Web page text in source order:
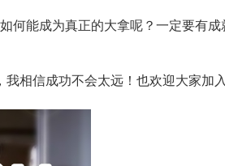
能成为真正的大拿呢？一定要有成
相信成功不会太远！也欢迎大家加入